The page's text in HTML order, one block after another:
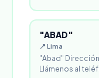
"ABAD"
📍 Lima
"Abad" Dirección:
Llámenos al